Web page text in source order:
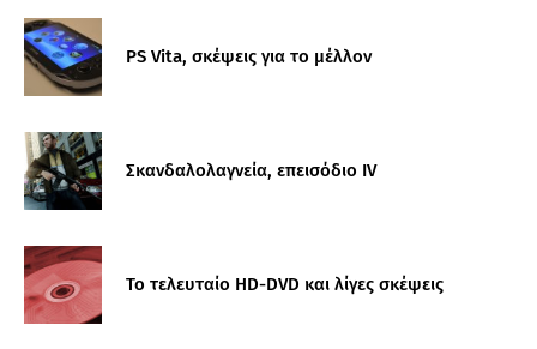
PS Vita, σκέψεις για το μέλλον
Σκανδαλολαγνεία, επεισόδιο IV
Το τελευταίο HD-DVD και λίγες σκέψεις